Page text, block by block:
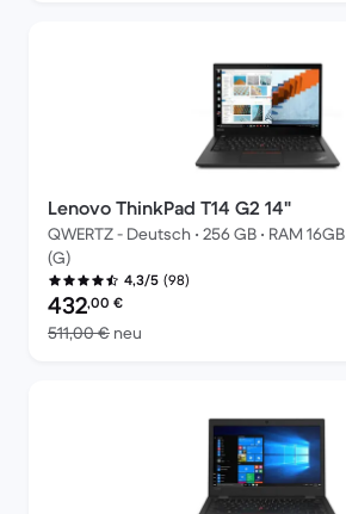
Lenovo ThinkPad T14 G2 14"
QWERTZ - Deutsch • 256 GB • RAM
(G)
4,3/5 (98)
Preis des erneuerten Produkts:
432,00 €
511,00 € neu